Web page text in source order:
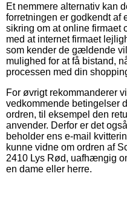
Et nemmere alternativ kan
forretningen er godkendt af
sikring om at online firmaet
med at internet firmaet
som kender de gældende
mulighed for at få bistand,
processen med din
For øvrigt rekommanderer
vedkommende betingelser
ordren, til eksempel den
anvender. Derfor er det
beholder ens e-mail
kunne vidne om ordren af
2410 Lys Rød, uafhængig
en dame eller herre.